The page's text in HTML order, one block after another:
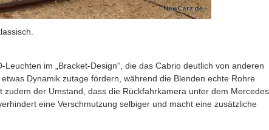
im „Bracket-Design“, die das Cabrio deutlich von anderen
Dynamik zutage fördern, während die Blenden echte Rohre
der Umstand, dass die Rückfahrkamera unter dem
eine Verschmutzung selbiger und macht eine zusätzliche